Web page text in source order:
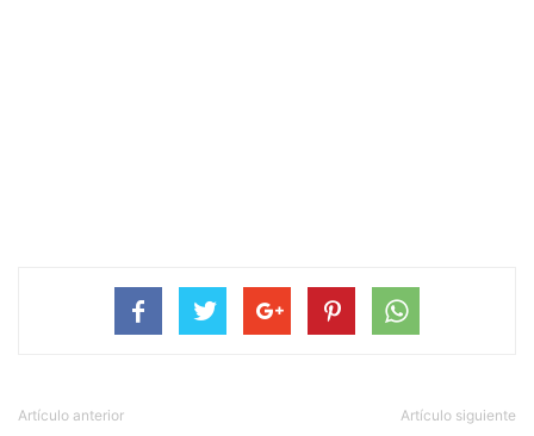
Artículo anterior Artículo siguiente